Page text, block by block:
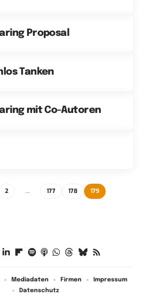
Proposal
Tanken
mit Co-Autoren
2 … 177 178 179
Mediadaten Firmen
Impressum
Datenschutz